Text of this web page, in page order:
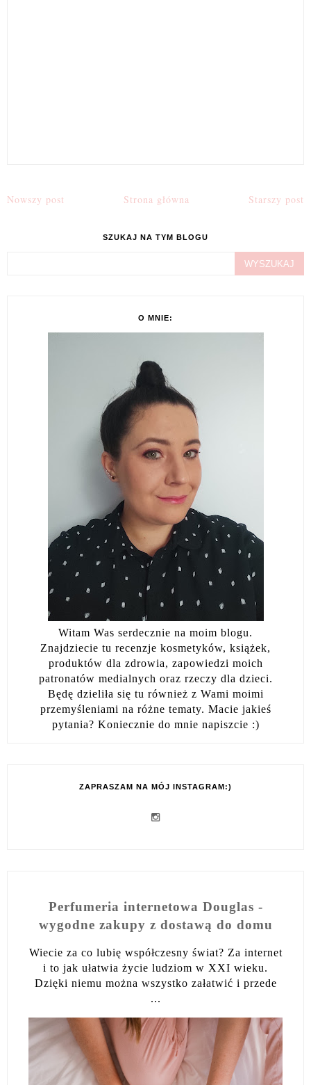
Nowszy post Starszy post
Strona główna
SZUKAJ NA TYM BLOGU
O MNIE:
Witam Was serdecznie na moim blogu.
Znajdziecie tu recenzje kosmetyków, książek,
produktów dla zdrowia, zapowiedzi moich
patronatów medialnych oraz rzeczy dla dzieci.
Będę dzieliła się tu również z Wami moimi
przemyśleniami na różne tematy. Macie jakieś
pytania? Koniecznie do mnie napiszcie :)
ZAPRASZAM NA MÓJ INSTAGRAM:)
Perfumeria internetowa Douglas -
wygodne zakupy z dostawą do domu
Wiecie za co lubię współczesny świat? Za internet
i to jak ułatwia życie ludziom w XXI wieku.
Dzięki niemu można wszystko załatwić i przede
...